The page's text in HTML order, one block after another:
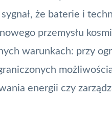
że baterie i
przemysłu
warunkach: przy
energii czy